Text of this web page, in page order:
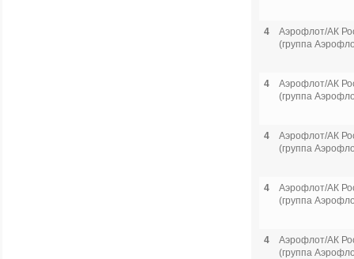
4
Аэрофлот/АК
(группа
4
Аэрофлот/АК
(группа
4
Аэрофлот/АК
(группа
4
Аэрофлот/АК
(группа
4
Аэрофлот/АК
(группа